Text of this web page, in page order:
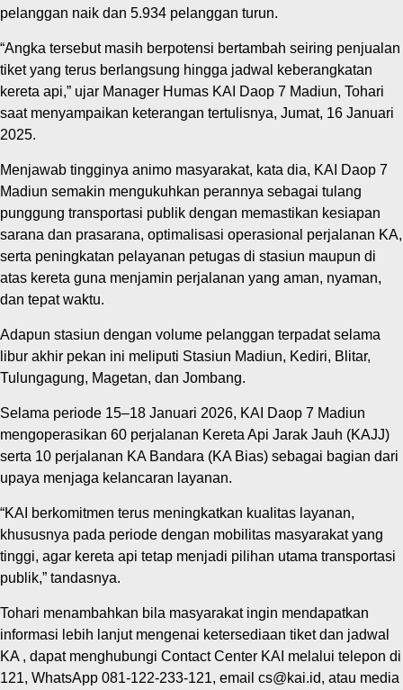
pelanggan naik dan 5.934 pelanggan turun.
“Angka tersebut masih berpotensi bertambah seiring penjualan
tiket yang terus berlangsung hingga jadwal keberangkatan
kereta api,” ujar Manager Humas KAI Daop 7 Madiun, Tohari
saat menyampaikan keterangan tertulisnya, Jumat, 16 Januari
2025.
Menjawab tingginya animo masyarakat, kata dia, KAI Daop 7
Madiun semakin mengukuhkan perannya sebagai tulang
punggung transportasi publik dengan memastikan kesiapan
sarana dan prasarana, optimalisasi operasional perjalanan KA,
serta peningkatan pelayanan petugas di stasiun maupun di
atas kereta guna menjamin perjalanan yang aman, nyaman,
dan tepat waktu.
Adapun stasiun dengan volume pelanggan terpadat selama
libur akhir pekan ini meliputi Stasiun Madiun, Kediri, Blitar,
Tulungagung, Magetan, dan Jombang.
Selama periode 15–18 Januari 2026, KAI Daop 7 Madiun
mengoperasikan 60 perjalanan Kereta Api Jarak Jauh (KAJJ)
serta 10 perjalanan KA Bandara (KA Bias) sebagai bagian dari
upaya menjaga kelancaran layanan.
“KAI berkomitmen terus meningkatkan kualitas layanan,
khususnya pada periode dengan mobilitas masyarakat yang
tinggi, agar kereta api tetap menjadi pilihan utama transportasi
publik,” tandasnya.
Tohari menambahkan bila masyarakat ingin mendapatkan
informasi lebih lanjut mengenai ketersediaan tiket dan jadwal
KA , dapat menghubungi Contact Center KAI melalui telepon di
121, WhatsApp 081-122-233-121, email cs@kai.id, atau media